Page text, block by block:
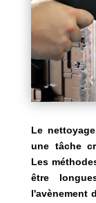
Le
une tâche
Les
être
l'avènement